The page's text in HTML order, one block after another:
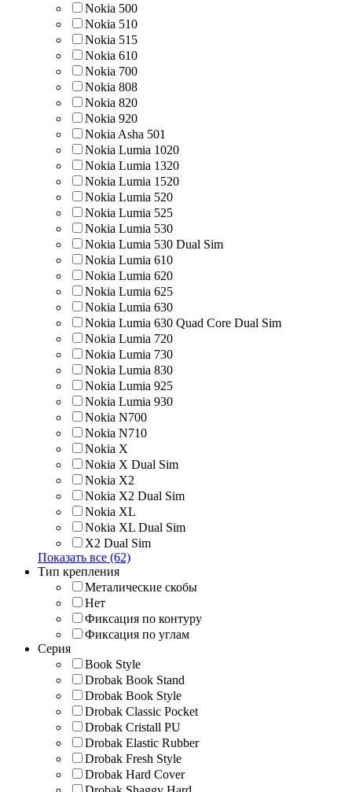
Nokia 500
Nokia 510
Nokia 515
Nokia 610
Nokia 700
Nokia 808
Nokia 820
Nokia 920
Nokia Asha 501
Nokia Lumia 1020
Nokia Lumia 1320
Nokia Lumia 1520
Nokia Lumia 520
Nokia Lumia 525
Nokia Lumia 530
Nokia Lumia 530 Dual Sim
Nokia Lumia 610
Nokia Lumia 620
Nokia Lumia 625
Nokia Lumia 630
Nokia Lumia 630 Quad Core Dual Sim
Nokia Lumia 720
Nokia Lumia 730
Nokia Lumia 830
Nokia Lumia 925
Nokia Lumia 930
Nokia N700
Nokia N710
Nokia X
Nokia X Dual Sim
Nokia X2
Nokia X2 Dual Sim
Nokia XL
Nokia XL Dual Sim
X2 Dual Sim
Показать все (62)
Тип крепления
Металические скобы
Нет
Фиксация по контуру
Фиксация по углам
Серия
Book Style
Drobak Book Stand
Drobak Book Style
Drobak Classic Pocket
Drobak Cristall PU
Drobak Elastic Rubber
Drobak Fresh Style
Drobak Hard Cover